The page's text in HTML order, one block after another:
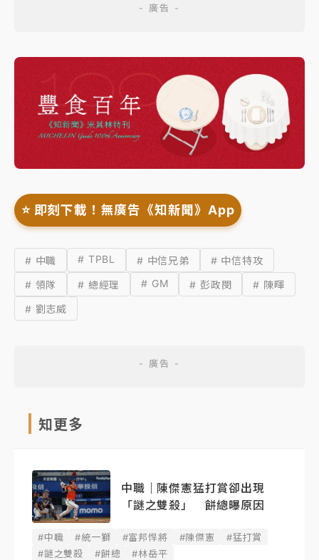
⭐️ 即刻下載！無廣告《知新聞》App
# 中職 # TPBL # 中信兄弟
# 中信特攻
# 領隊
# 總經理 # GM # 彭政閔
# 陳暉
# 劉志威
知更多
中職｜陳傑憲猛打賞卻出現
「謎之雙殺」 餅總曝原因
#中職 #統一獅 #富邦悍將 #陳傑憲
#猛打賞
#謎之雙殺
#餅總 #林岳平